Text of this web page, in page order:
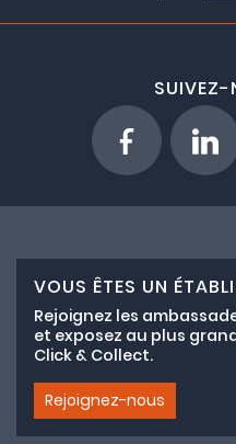
SUIVEZ-
VOUS ÊTES UN
Rejoignez les
et exposez au plus
Click & Collect.
Rejoignez-nous